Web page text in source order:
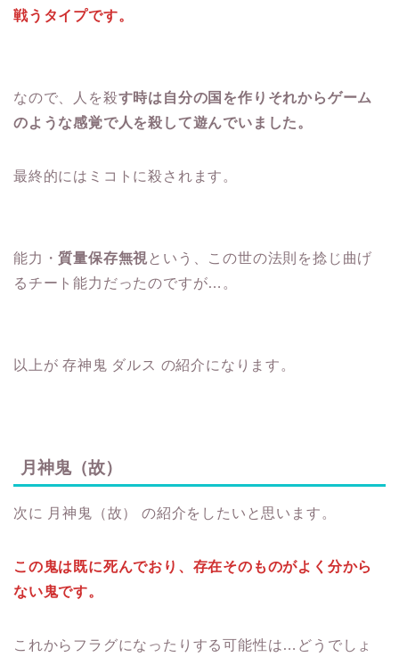
戦うタイプです。
なので、人を殺す時は自分の国を作りそれからゲーム
のような感覚で人を殺して遊んでいました。
最終的にはミコトに殺されます。
能力・質量保存無視 という、この世の法則を捻じ曲げ
るチート能力だったのですが…。
以上が 存神鬼 ダルス の紹介になります。
月神鬼（故）
次に 月神鬼（故） の紹介をしたいと思います。
この鬼は既に死んでおり、存在そのものがよく 分から
ない鬼です。
これからフラグになったりする可能性は…どうでしょ